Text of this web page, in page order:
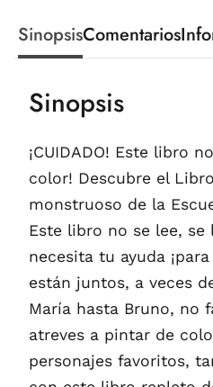
SinopsisComentarios
Sinopsis
¡CUIDADO! Este libro
color! Descubre el
monstruoso de la
Este libro no se lee,
necesita tu ayuda
están juntos, a veces
María hasta Bruno, no
atreves a pintar de
personajes favoritos,